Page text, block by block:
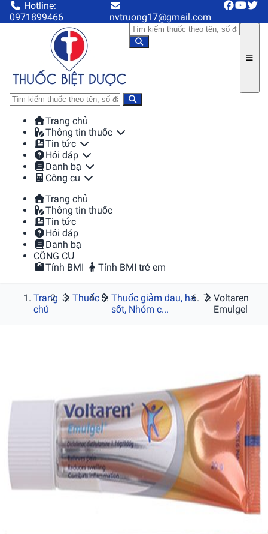
Hotline:
0971899466
nvtruong17@gmail.com
Trang chủ
Thông tin thuốc
Tin tức
Hỏi đáp
Danh bạ
Công cụ
Trang chủ
Thông tin thuốc
Tin tức
Hỏi đáp
Danh bạ
CÔNG CỤ
Tính BMI
Tính BMI trẻ em
Trang
chủ
Thuốc
Thuốc giảm đau, hạ
sốt, Nhóm c...
Voltaren
Emulgel